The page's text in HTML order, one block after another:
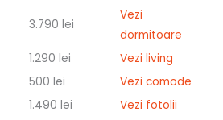
3.790 lei
Vezi
dormitoare
1.290 lei
Vezi living
500 lei
Vezi comode
1.490 lei
Vezi fotolii